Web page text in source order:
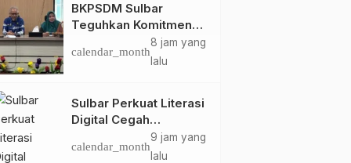
BKPSDM Sulbar
Teguhkan Komitmen
Pengembangan
Kompetensi ASN
Perjanjian Tugas
Belajar 2026
calendar_month
8 jam yang
lalu
Sulbar Perkuat Literasi
Digital Cegah
Kejahatan Love
Scamming
calendar_month
9 jam yang
lalu